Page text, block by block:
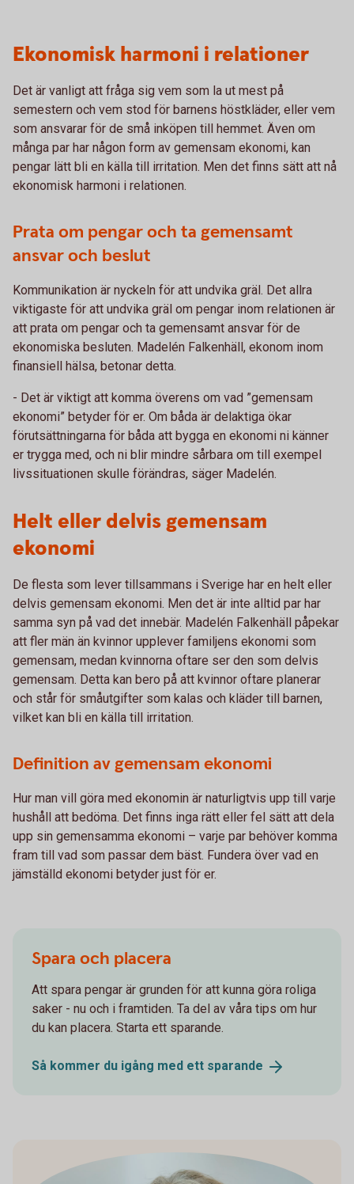
Ekonomisk harmoni i relationer
Det är vanligt att fråga sig vem som la ut mest på
semestern och vem stod för barnens höstkläder, eller vem
som ansvarar för de små inköpen till hemmet. Även om
många par har någon form av gemensam ekonomi, kan
pengar lätt bli en källa till irritation. Men det finns sätt att nå
ekonomisk harmoni i relationen.
Prata om pengar och ta gemensamt
ansvar och beslut
Kommunikation är nyckeln för att undvika gräl. Det allra
viktigaste för att undvika gräl om pengar inom relationen är
att prata om pengar och ta gemensamt ansvar för de
ekonomiska besluten. Madelén Falkenhäll, ekonom inom
finansiell hälsa, betonar detta.
- Det är viktigt att komma överens om vad ”gemensam
ekonomi” betyder för er. Om båda är delaktiga ökar
förutsättningarna för båda att bygga en ekonomi ni känner
er trygga med, och ni blir mindre sårbara om till exempel
livssituationen skulle förändras, säger Madelén.
Helt eller delvis gemensam
ekonomi
De flesta som lever tillsammans i Sverige har en helt eller
delvis gemensam ekonomi. Men det är inte alltid par har
samma syn på vad det innebär. Madelén Falkenhäll påpekar
att fler män än kvinnor upplever familjens ekonomi som
gemensam, medan kvinnorna oftare ser den som delvis
gemensam. Detta kan bero på att kvinnor oftare planerar
och står för småutgifter som kalas och kläder till barnen,
vilket kan bli en källa till irritation.
Definition av gemensam ekonomi
Hur man vill göra med ekonomin är naturligtvis upp till varje
hushåll att bedöma. Det finns inga rätt eller fel sätt att dela
upp sin gemensamma ekonomi – varje par behöver komma
fram till vad som passar dem bäst. Fundera över vad en
jämställd ekonomi betyder just för er.
Spara och placera
Att spara pengar är grunden för att kunna göra roliga
saker - nu och i framtiden. Ta del av våra tips om hur
du kan placera. Starta ett sparande.
Så kommer du igång med ett sparande